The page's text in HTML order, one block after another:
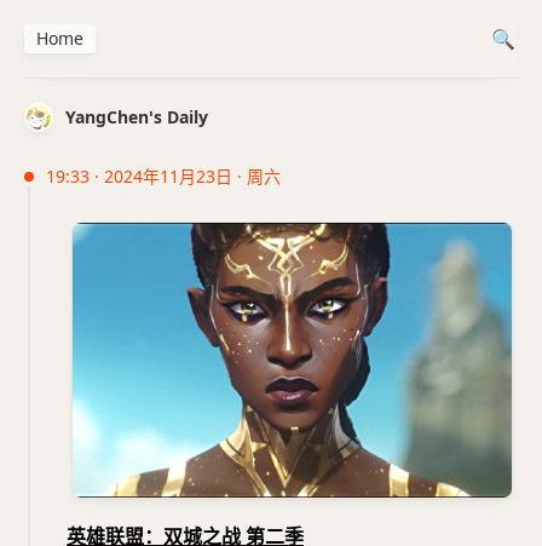
YangChen's Daily
19:33 · 2024年11月23日 · 周六
英雄联盟：双城之战 第二季
Home